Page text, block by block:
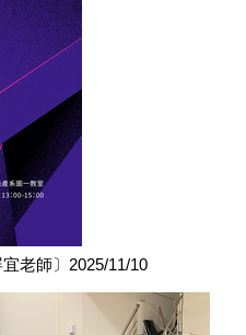
老師〕2025/11/10